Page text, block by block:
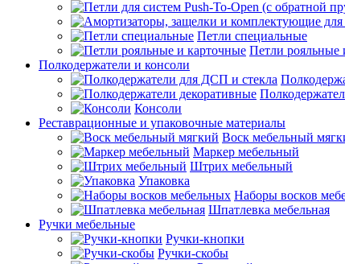
Петли специальные
Петли рояльные
Полкодержатели и консоли
Консоли
Реставрационные и упаковочные материалы
Воск мебельный
Маркер мебельный
Штрих мебельный
Упаковка
Наборы восков
Шпатлевка мебельная
Ручки мебельные
Ручки-кнопки
Ручки-скобы